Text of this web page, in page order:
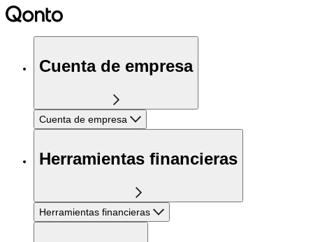
Cuenta de empresa
Cuenta de empresa
Herramientas financieras
Herramientas financieras